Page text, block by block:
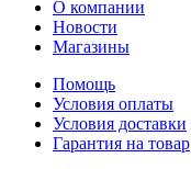
О компании
Новости
Магазины
Помощь
Условия оплаты
Условия доставки
Гарантия на товар